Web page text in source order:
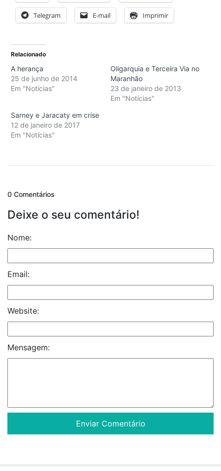
Telegram E-mail Imprimir
Relacionado
A herança
25 de junho de 2014
Em "Notícias"
Oligarquia e Terceira Via no
Maranhão
23 de janeiro de 2013
Em "Notícias"
Sarney e Jaracaty em crise
12 de janeiro de 2017
Em "Notícias"
0 Comentários
Deixe o seu comentário!
Nome:
Email:
Website:
Mensagem: